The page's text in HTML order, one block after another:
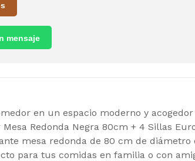
mensaje
en un espacio moderno y acogedor
Redonda Negra 80cm + 4 Sillas
mesa redonda de 80 cm de diámetro
para tus comidas en familia o con